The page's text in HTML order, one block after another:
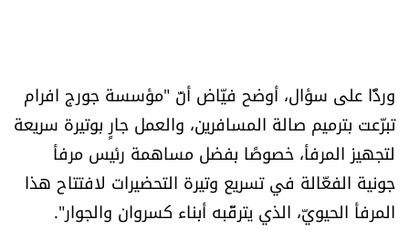
وردًّا على سؤال، أوضح فيّاض أنّ "مؤسسة جورج افرام
تبرّعت بترميم صالة المسافرين، والعمل جارٍ بوتيرة سريعة
لتجهيز المرفأ، خصوصًا بفضل مساهمة رئيس مرفأ
جونية الفعّالة في تسريع وتيرة التحضيرات لافتتاح هذا
المرفأ الحيويّ، الذي يترقّبه أبناء كسروان والجوار".